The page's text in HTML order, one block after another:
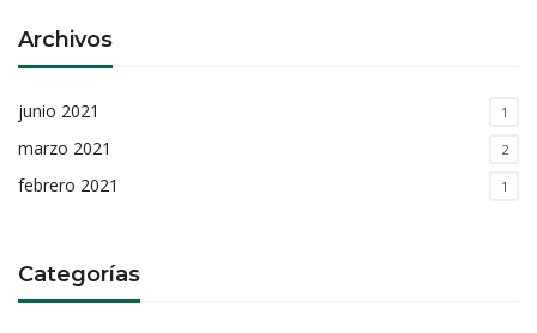
Archivos
junio 2021 1
marzo 2021 2
febrero 2021 1
Categorías